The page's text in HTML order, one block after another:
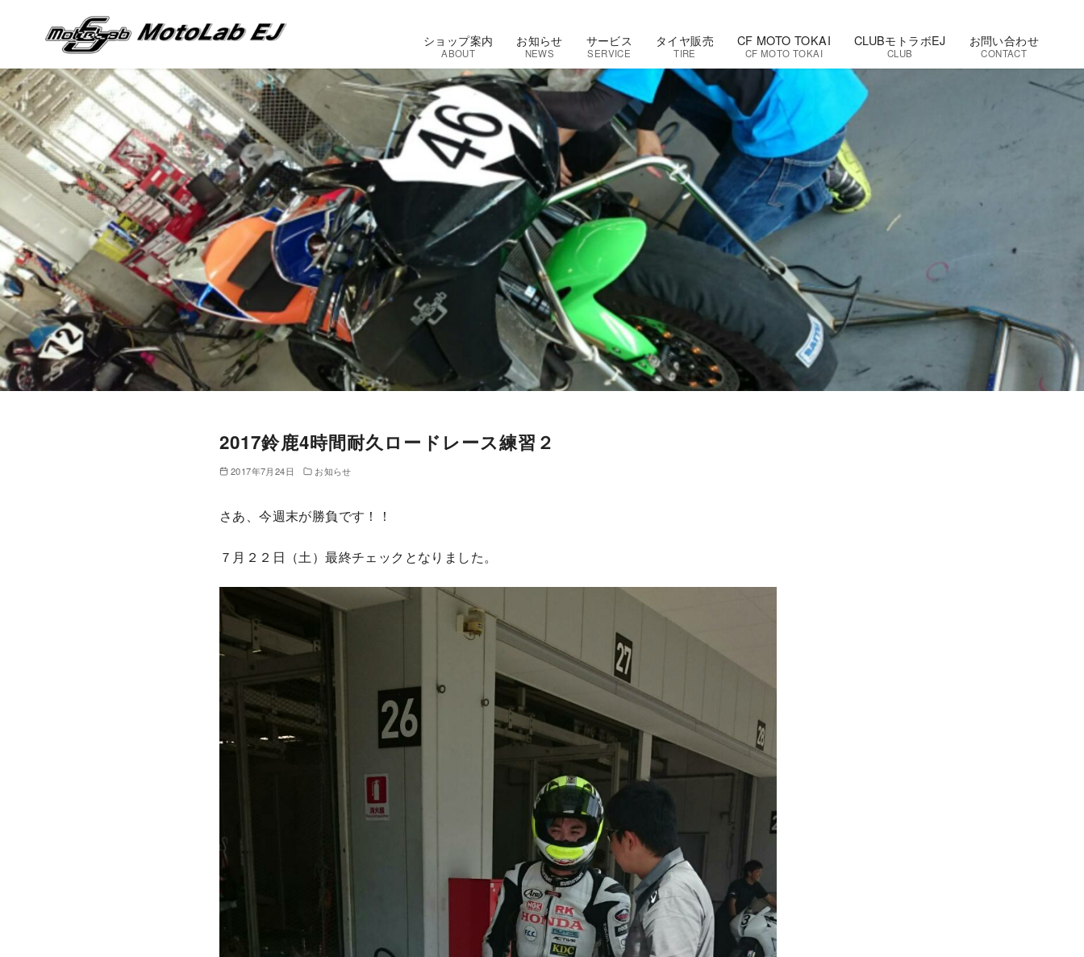
コ
ン
テ
ン
ツ
移
動
ショップ案内
ABOUT
お知らせ
NEWS
サービス
SERVICE
タイヤ販売
TIRE
CF MOTO TOKAI
CF MOTO TOKAI
CLUBモトラボEJ
CLUB
お問い合わせ
CONTACT
2017鈴鹿4時間耐久ロードレース練習２
2017年7月24日 お知らせ
さあ、今週末が勝負です！！
７月２２日（土）最終チェックとなりました。